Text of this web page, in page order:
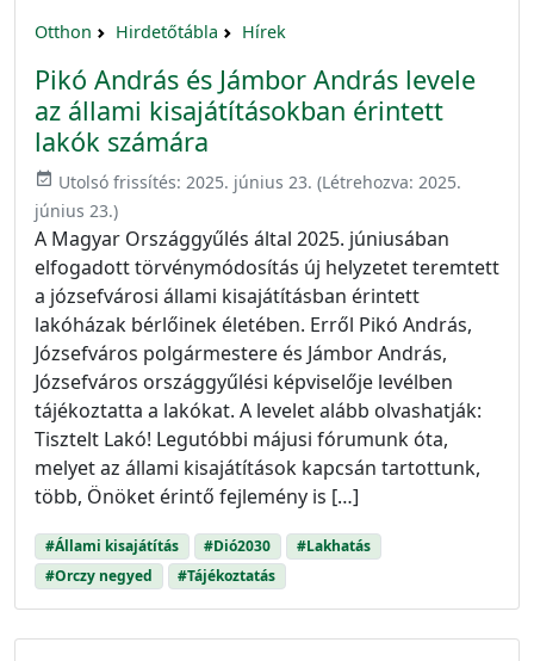
Otthon Hirdetőtábla Hírek
Pikó András és Jámbor András levele
az állami kisajátításokban érintett
lakók számára
event_available Utolsó frissítés: 2025. június 23. (Létrehozva: 2025.
június 23.)
A Magyar Országgyűlés által 2025. júniusában
elfogadott törvénymódosítás új helyzetet teremtett
a józsefvárosi állami kisajátításban érintett
lakóházak bérlőinek életében. Erről Pikó András,
Józsefváros polgármestere és Jámbor András,
Józsefváros országgyűlési képviselője levélben
tájékoztatta a lakókat. A levelet alább olvashatják:
Tisztelt Lakó! Legutóbbi májusi fórumunk óta,
melyet az állami kisajátítások kapcsán tartottunk,
több, Önöket érintő fejlemény is […]
#Állami kisajátítás #Dió2030
#Lakhatás
#Orczy negyed
#Tájékoztatás